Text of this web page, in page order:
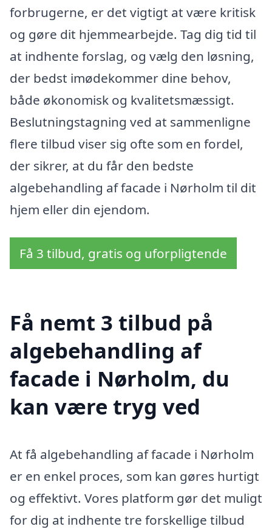
forbrugerne, er det vigtigt at være kritisk
og gøre dit hjemmearbejde. Tag dig tid til
at indhente forslag, og vælg den løsning,
der bedst imødekommer dine behov,
både økonomisk og kvalitetsmæssigt.
Beslutningstagning ved at sammenligne
flere tilbud viser sig ofte som en fordel,
der sikrer, at du får den bedste
algebehandling af facade i Nørholm til dit
hjem eller din ejendom.
Få 3 tilbud, gratis og uforpligtende
Få nemt 3 tilbud på
algebehandling af
facade i Nørholm, du
kan være tryg ved
At få algebehandling af facade i Nørholm
er en enkel proces, som kan gøres hurtigt
og effektivt. Vores platform gør det muligt
for dig at indhente tre forskellige tilbud